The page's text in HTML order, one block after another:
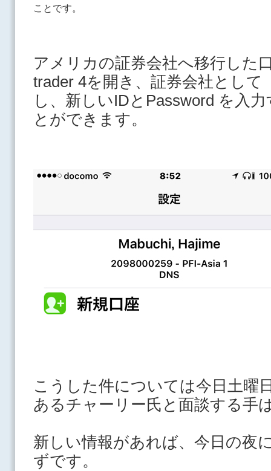
ことです。
アメリカの証券会社へ移行した
trader 4を開き、証券会社とし
し、新しいIDとPassword を入
とができます。
こうした件については今日土曜
あるチャーリー氏と面談する手
新しい情報があれば、今日の夜
ずです。